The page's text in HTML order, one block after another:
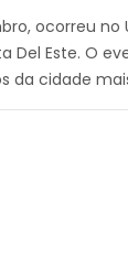
ocorreu no
Del Este. O
da cidade